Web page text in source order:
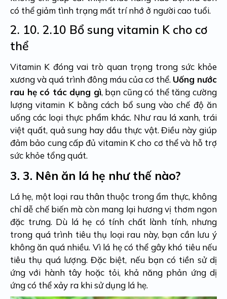
có thể giảm tình trạng mất trí nhớ ở người cao tuổi.
2. 10. 2.10 Bổ sung vitamin K cho cơ
thể
Vitamin K đóng vai trò quan trọng trong sức khỏe
xương và quá trình đông máu của cơ thể. Uống nước
rau hẹ có tác dụng gì, bạn cũng có thể tăng cường
lượng vitamin K bằng cách bổ sung vào chế độ ăn
uống các loại thực phẩm khác. Như rau lá xanh, trái
việt quất, quả sung hay dầu thực vật. Điều này giúp
đảm bảo cung cấp đủ vitamin K cho cơ thể và hỗ trợ
sức khỏe tổng quát.
3. 3. Nên ăn lá hẹ như thế nào?
Lá hẹ, một loại rau thân thuộc trong ẩm thực, không
chỉ dễ chế biến mà còn mang lại hương vị thơm ngon
đặc trưng. Dù lá hẹ có tính chất lành tính, nhưng
trong quá trình tiêu thụ loại rau này, bạn cần lưu ý
không ăn quá nhiều. Vì lá hẹ có thể gây khó tiêu nếu
tiêu thụ quá lượng. Đặc biệt, nếu bạn có tiền sử dị
ứng với hành tây hoặc tỏi, khả năng phản ứng dị
ứng có thể xảy ra khi sử dụng lá hẹ.